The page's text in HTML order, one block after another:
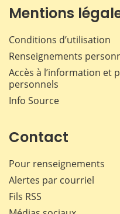
Mentions
Conditions d’utilisation
Renseignements
Accès à l’information et
personnels
Info Source
Contact
Pour renseignements
Alertes par courriel
Fils RSS